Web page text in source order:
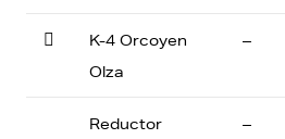

K-4 Orcoyen
Olza
–
Reductor –